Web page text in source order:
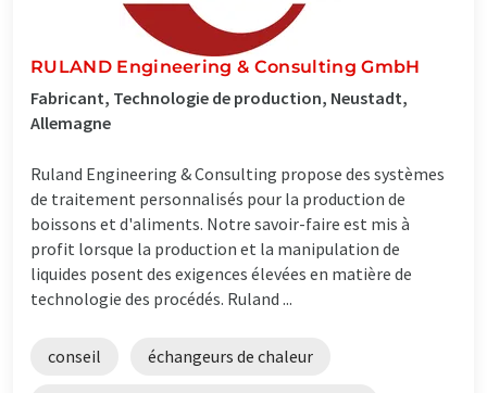
RULAND Engineering & Consulting GmbH
Fabricant, Technologie de production, Neustadt,
Allemagne
Ruland Engineering & Consulting propose des systèmes
de traitement personnalisés pour la production de
boissons et d'aliments. Notre savoir-faire est mis à
profit lorsque la production et la manipulation de
liquides posent des exigences élevées en matière de
technologie des procédés. Ruland ...
conseil échangeurs de chaleur